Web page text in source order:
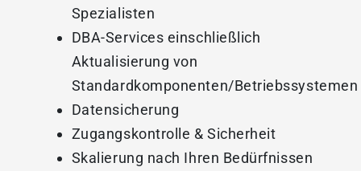
Spezialisten
DBA-Services einschließlich
Aktualisierung von
Standardkomponenten/Betriebssystemen
Datensicherung
Zugangskontrolle & Sicherheit
Skalierung nach Ihren Bedürfnissen